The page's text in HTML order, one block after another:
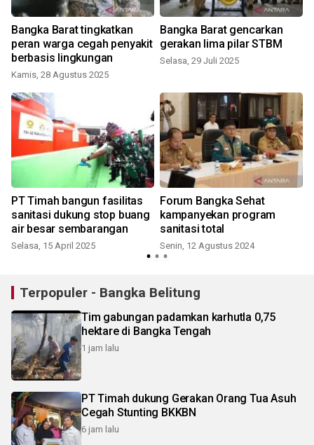
Bangka Barat tingkatkan
peran warga cegah penyakit
berbasis lingkungan
Kamis, 28 Agustus 2025
Bangka Barat gencarkan
gerakan lima pilar STBM
Selasa, 29 Juli 2025
PT Timah bangun fasilitas
sanitasi dukung stop buang
air besar sembarangan
Selasa, 15 April 2025
Forum Bangka Sehat
kampanyekan program
sanitasi total
Senin, 12 Agustus 2024
Terpopuler - Bangka Belitung
Tim gabungan padamkan karhutla 0,75
hektare di Bangka Tengah
1 jam lalu
PT Timah dukung Gerakan Orang Tua Asuh
Cegah Stunting BKKBN
6 jam lalu